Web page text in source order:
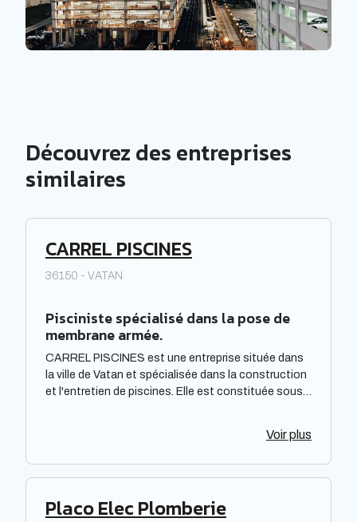
Découvrez des entreprises
similaires
CARREL PISCINES
36150 - VATAN
Pisciniste spécialisé dans la pose de
membrane armée.
CARREL PISCINES est une entreprise située dans
la ville de Vatan et spécialisée dans la construction
et l'entretien de piscines. Elle est constituée sous
elle offre des prestations de qualité pour répondre
disposition de ses clients un savoir-faire et une
Voir plus
Placo Elec Plomberie